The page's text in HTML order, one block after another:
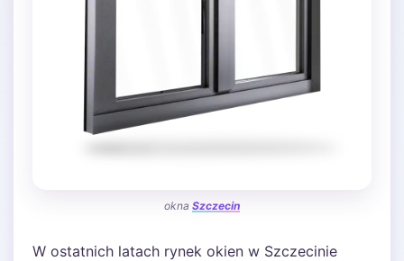
okna Szczecin
W ostatnich latach rynek okien w Szczecinie